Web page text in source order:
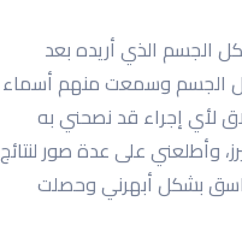
الجسم الذي أريده بعد
الجسم وسمعت منهم أسماء
لأي إجراء قد نصحني به
وأطلعني على عدة صور لنتائج
بشكل أبهرني وحصلت